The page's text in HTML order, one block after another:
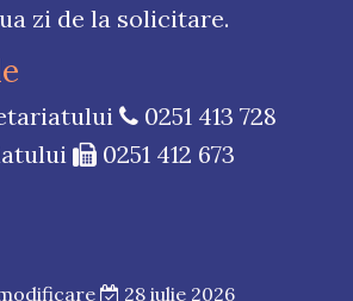
zi de la solicitare.
0251 413 728
0251 412 673
28 iulie 2026